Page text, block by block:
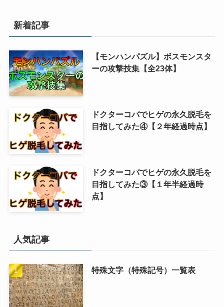
新着記事
【モンハンパズル】ボスモンスタ
ーの攻撃技集【全23体】
ドクターコバでヒゲの永久脱毛を
目指してみた④【２年経過時点】
ドクターコバでヒゲの永久脱毛を
目指してみた③【１年半経過時
点】
人気記事
特殊文字（特殊記号）一覧表